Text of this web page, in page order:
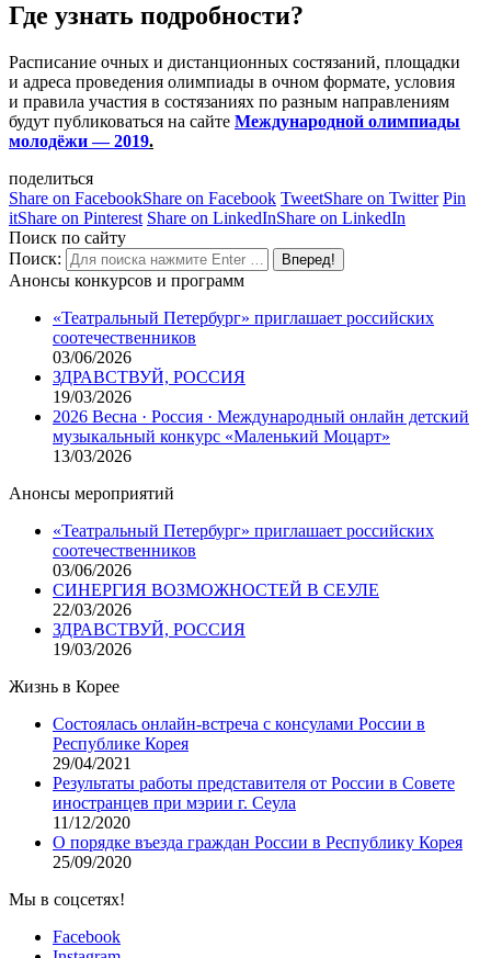
Где узнать подробности?
Расписание очных и дистанционных состязаний, площадки
и адреса проведения олимпиады в очном формате, условия
и правила участия в состязаниях по разным направлениям
будут публиковаться на сайте Международной олимпиады
молодёжи — 2019.
поделиться
Share on FacebookShare on Facebook TweetShare on Twitter Pin
itShare on Pinterest Share on LinkedInShare on LinkedIn
Поиск по сайту
Поиск:
Анонсы конкурсов и программ
«Театральный Петербург» приглашает российских
соотечественников
03/06/2026
ЗДРАВСТВУЙ, РОССИЯ
19/03/2026
2026 Весна · Россия · Международный онлайн детский
музыкальный конкурс «Маленький Моцарт»
13/03/2026
Анонсы мероприятий
«Театральный Петербург» приглашает российских
соотечественников
03/06/2026
СИНЕРГИЯ ВОЗМОЖНОСТЕЙ В СЕУЛЕ
22/03/2026
ЗДРАВСТВУЙ, РОССИЯ
19/03/2026
Жизнь в Корее
Состоялась онлайн-встреча с консулами России в
Республике Корея
29/04/2021
Результаты работы представителя от России в Совете
иностранцев при мэрии г. Сеула
11/12/2020
О порядке въезда граждан России в Республику Корея
25/09/2020
Мы в соцсетях!
Facebook